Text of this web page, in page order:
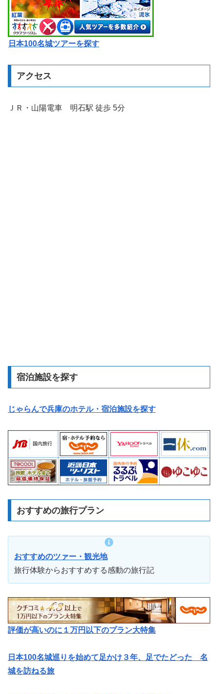
日本100名城ツアーを探す
アクセス
ＪＲ・山陽電車 明石駅 徒歩 5分
宿泊施設を探す
じゃらんで兵庫のホテル・宿泊施設を探す
おすすめの旅行プラン
おすすめのツァー・観光地
旅行体験からおすすめする感動の旅行記
評価が高いのに１万円以下のプラン大特集
日本100名城巡りを始めて足かけ３年、足でたどった 名
城を訪ねる旅